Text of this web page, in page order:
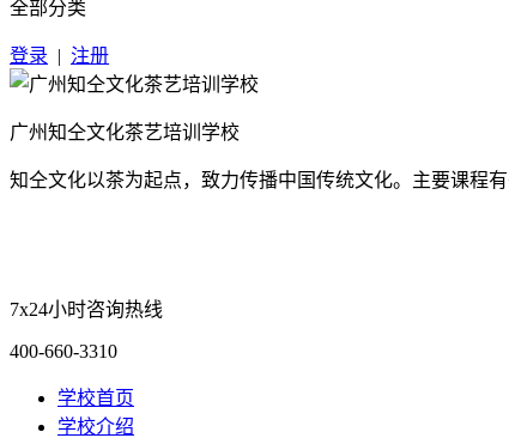
全部分类
登录 | 注册
广州知仝文化茶艺培训学校
知仝文化以茶为起点，致力传播中国传统文化。主要课程
7x24小时咨询热线
400-660-3310
学校首页
学校介绍